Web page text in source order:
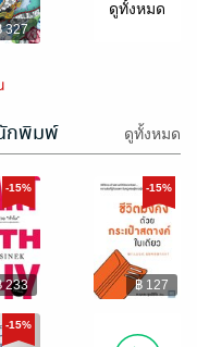
327
ดูทั้งหมด
กพิมพ์ ดูทั้งหมด
-15%
233
-15%
฿ 127
-15%